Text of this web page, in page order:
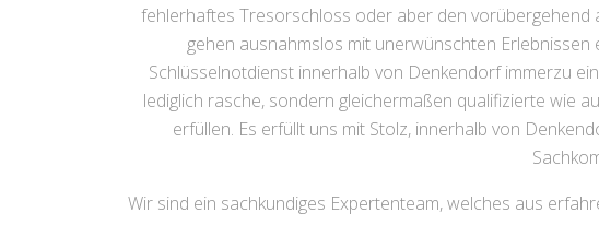
fehlerhaftes Tresorschloss oder aber den vorübergehend
gehen ausnahmslos mit unerwünschten
Schlüsselnotdienst innerhalb von Denkendorf immerzu
lediglich rasche, sondern gleichermaßen qualifizierte wie
erfüllen. Es erfüllt uns mit Stolz, innerhalb von
Wir sind ein sachkundiges Expertenteam, welches aus